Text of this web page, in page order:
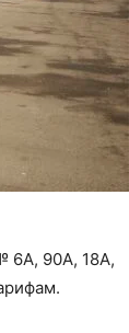
6А, 90А, 18А,